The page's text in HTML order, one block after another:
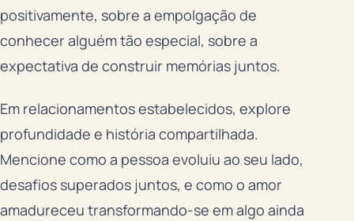
positivamente, sobre a empolgação de
conhecer alguém tão especial, sobre a
expectativa de construir memórias juntos.
Em relacionamentos estabelecidos, explore
profundidade e história compartilhada.
Mencione como a pessoa evoluiu ao seu lado,
desafios superados juntos, e como o amor
amadureceu transformando-se em algo ainda